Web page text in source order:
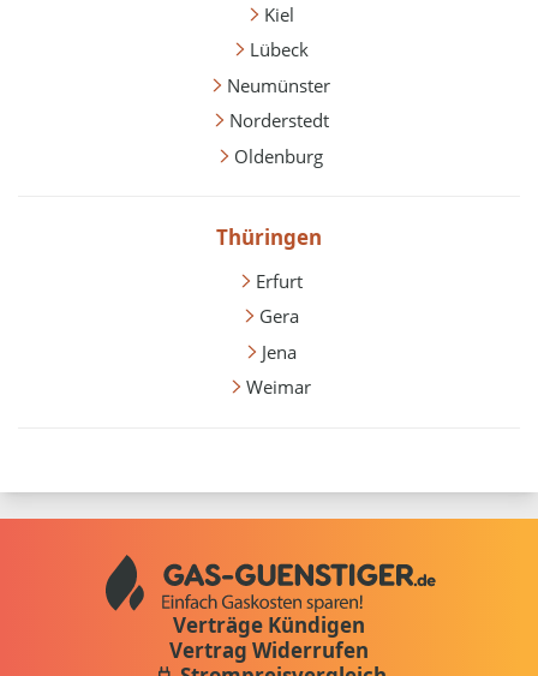
Kiel
Lübeck
Neumünster
Norderstedt
Oldenburg
Thüringen
Erfurt
Gera
Jena
Weimar
Verträge Kündigen
Vertrag Widerrufen